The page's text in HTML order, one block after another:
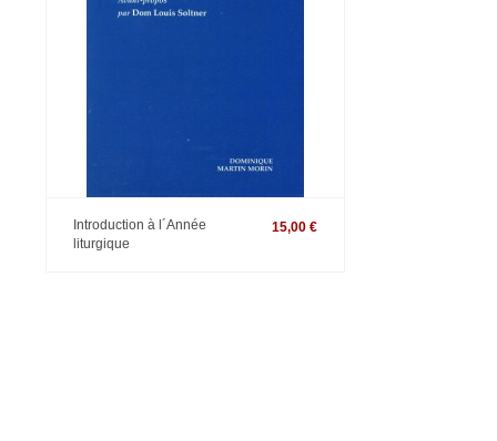
Introduction à l´Année
liturgique
15,00 €